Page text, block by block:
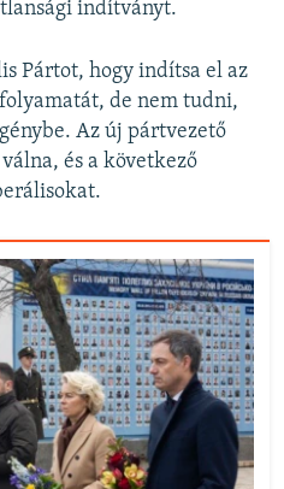
indítványt.
Pártot, hogy indítsa el az
de nem tudni,
Az új pártvezető
és a következő